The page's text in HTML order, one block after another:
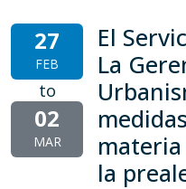
27
FEB
to
02
MAR
El
La
la